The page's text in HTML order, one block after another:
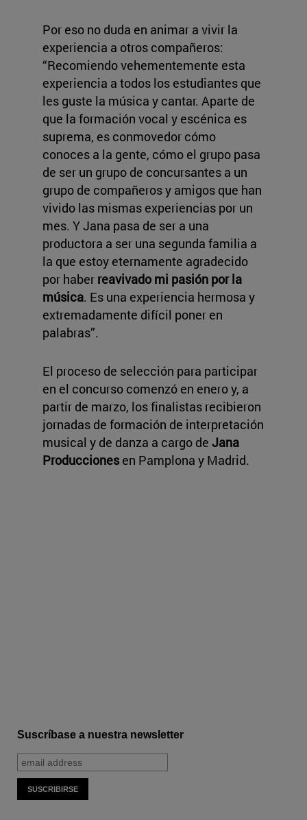
Por eso no duda en animar a vivir la
experiencia a otros compañeros:
“Recomiendo vehementemente esta
experiencia a todos los estudiantes que
les guste la música y cantar. Aparte de
que la formación vocal y escénica es
suprema, es conmovedor cómo
conoces a la gente, cómo el grupo pasa
de ser un grupo de concursantes a un
grupo de compañeros y amigos que han
vivido las mismas experiencias por un
mes. Y Jana pasa de ser a una
productora a ser una segunda familia a
la que estoy eternamente agradecido
por haber reavivado mi pasión por la
música. Es una experiencia hermosa y
extremadamente difícil poner en
palabras”.
El proceso de selección para participar
en el concurso comenzó en enero y, a
partir de marzo, los finalistas recibieron
jornadas de formación de interpretación
musical y de danza a cargo de Jana
Produccionesen Pamplona y Madrid.
Suscríbase a nuestra newsletter